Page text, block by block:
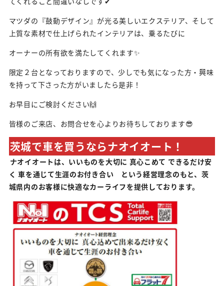
マツダの『鼓動デザイン』が光る美しいエクステリア、そして
上質な素材で仕上げられたインテリアは、乗るたびに
オーナーの所有欲を満たしてくれます✨
限定２台となっておりますので、少しでも気になった方・興味
を持って下さった方がいましたら是非！
お早目にご検討ください🙌
皆様のご来店、お問合せを心よりお待ちしております😎
茨城で車を買うならナオイオート！
ナオイオートは、いいものを大切に 真心こめて できるだけ安
く 車を通じて生涯のお付き合い という経営理念のもと、茨
城県内のお客様に快適なカーライフを提供しております。